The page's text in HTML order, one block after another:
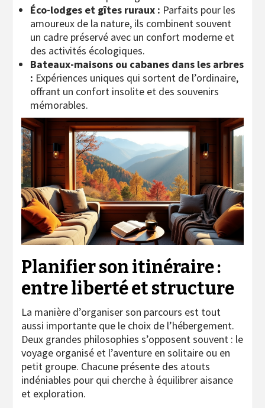
Éco-lodges et gîtes ruraux : Parfaits pour les
amoureux de la nature, ils combinent souvent
un cadre préservé avec un confort moderne et
des activités écologiques.
Bateaux-maisons ou cabanes dans les arbres
: Expériences uniques qui sortent de l’ordinaire,
offrant un confort insolite et des souvenirs
mémorables.
Planifier son itinéraire :
entre liberté et structure
La manière d’organiser son parcours est tout
aussi importante que le choix de l’hébergement.
Deux grandes philosophies s’opposent souvent : le
voyage organisé et l’aventure en solitaire ou en
petit groupe. Chacune présente des atouts
indéniables pour qui cherche à équilibrer aisance
et exploration.